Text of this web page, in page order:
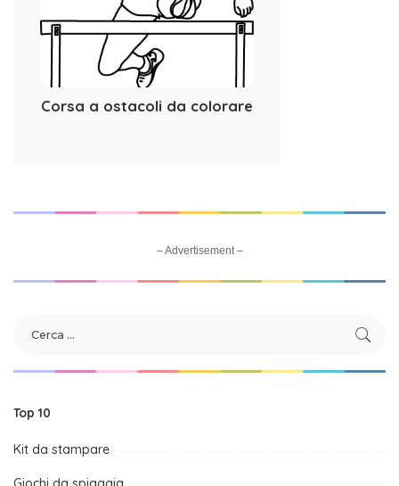
Corsa a ostacoli da colorare
– Advertisement –
Top 10
Kit da stampare